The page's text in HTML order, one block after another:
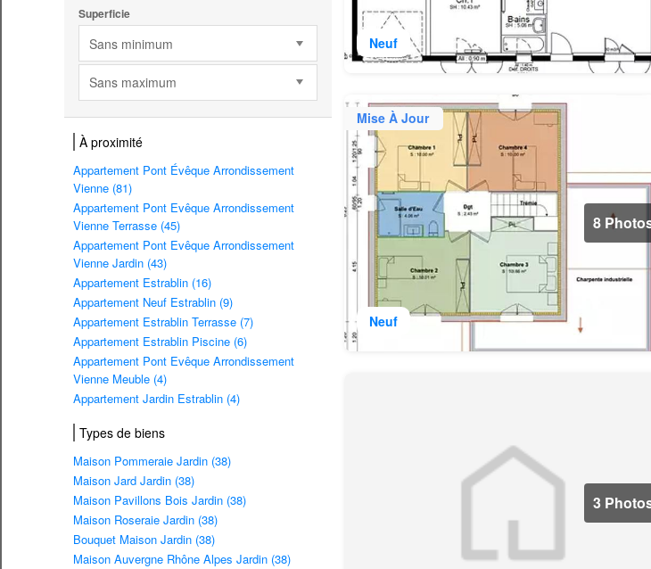
Superficie
Sans minimum
Sans maximum
À proximité
Appartement Pont Évêque Arrondissement
Vienne (81)
Appartement Pont Evêque Arrondissement
Vienne Terrasse (45)
Appartement Pont Evêque Arrondissement
Vienne Jardin (43)
Appartement Estrablin (16)
Appartement Neuf Estrablin (9)
Appartement Estrablin Terrasse (7)
Appartement Estrablin Piscine (6)
Appartement Pont Evêque Arrondissement
Vienne Meuble (4)
Appartement Jardin Estrablin (4)
Types de biens
Maison Pommeraie Jardin (38)
Maison Jard Jardin (38)
Maison Pavillons Bois Jardin (38)
Maison Roseraie Jardin (38)
Bouquet Maison Jardin (38)
Maison Auvergne Rhône Alpes Jardin (38)
Neuf
Neuf
Mise À Jour
8
3